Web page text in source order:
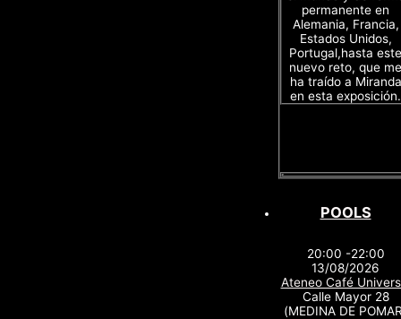
permanente en
Alemania, Francia,
Estados Unidos,
Portugal,hasta este
nuevo reto, que me
ha traído a Miranda
en esta exposición.
POOLS
20:00 -22:00
13/08/2026
Ateneo Café
Calle Mayor 28
(MEDINA DE